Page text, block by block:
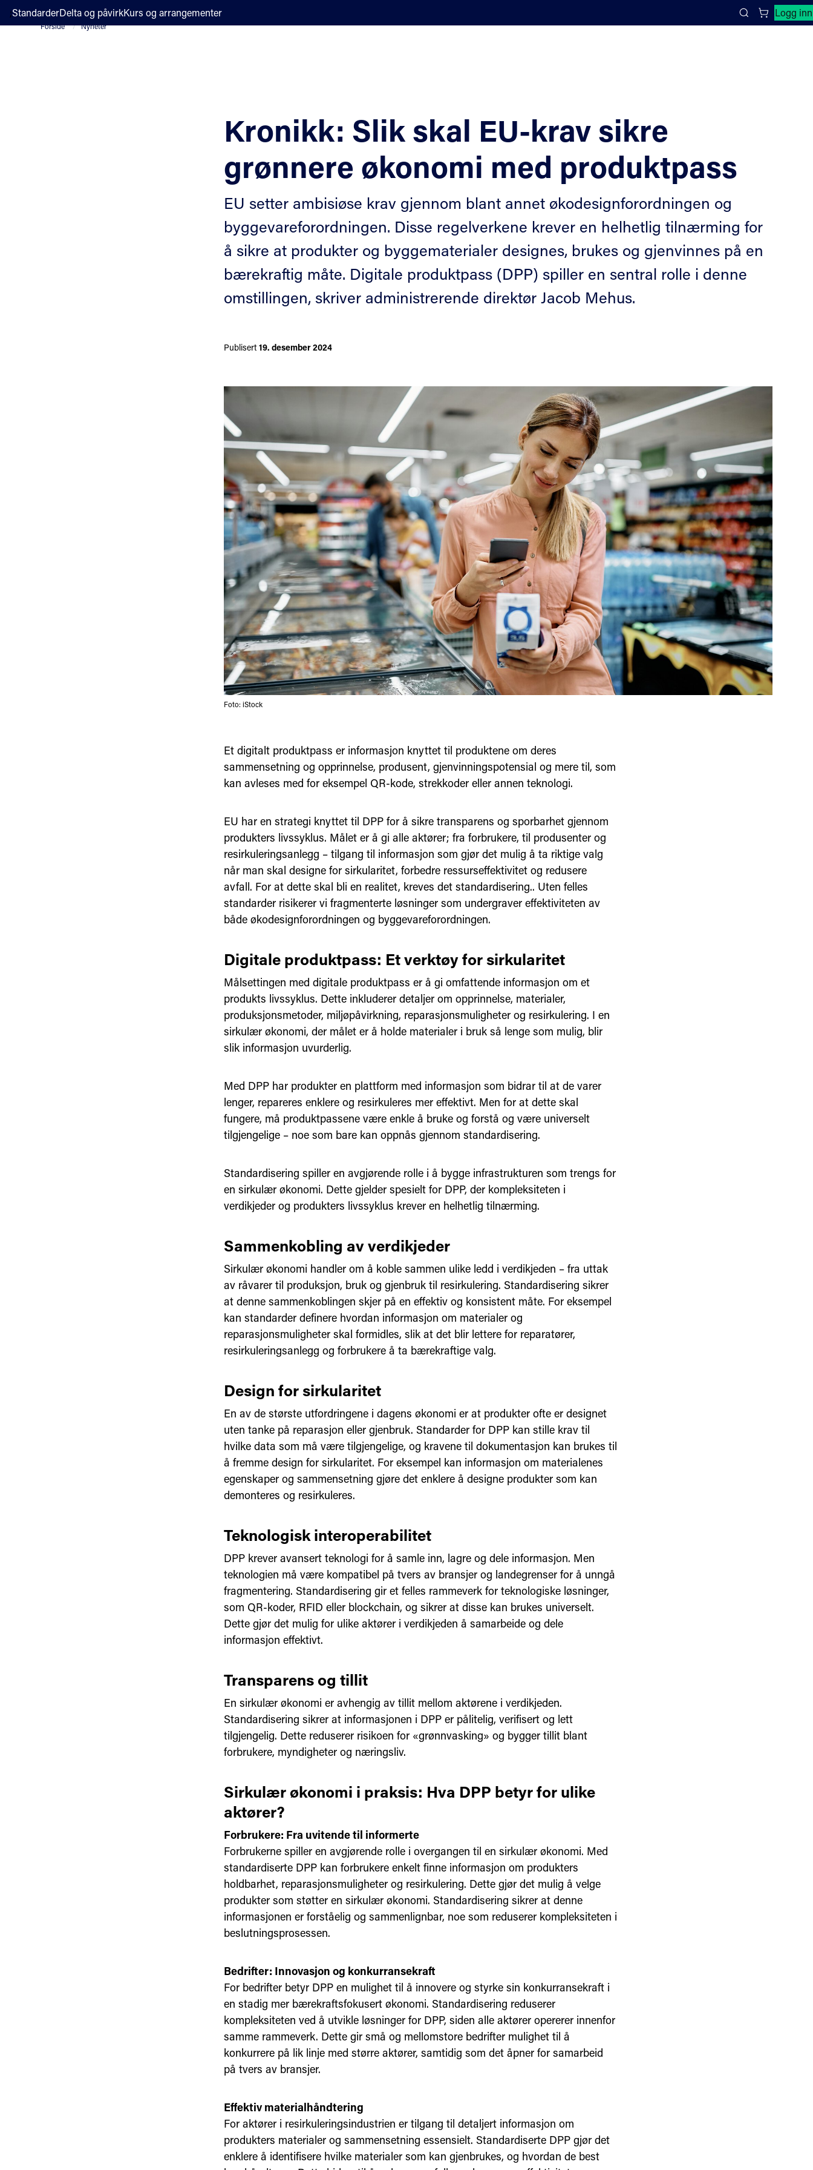
;StandarderDelta og påvirkKurs og arrangementer
Search
Logg inn
Lukk søkepanel
Forside Nyheter
Kronikk: Slik skal EU-krav sikre
grønnere økonomi med produktpass
EU setter ambisiøse krav gjennom blant annet økodesignforordningen og
byggevareforordningen. Disse regelverkene krever en helhetlig tilnærming for
å sikre at produkter og byggematerialer designes, brukes og gjenvinnes på en
bærekraftig måte. Digitale produktpass (DPP) spiller en sentral rolle i denne
omstillingen, skriver administrerende direktør Jacob Mehus.
Publisert19. desember 2024
Foto: iStock
Et digitalt produktpass er informasjon knyttet til produktene om deres
sammensetning og opprinnelse, produsent, gjenvinningspotensial og mere til, som
kan avleses med for eksempel QR-kode, strekkoder eller annen teknologi.
EU har en strategi knyttet til DPP for å sikre transparens og sporbarhet gjennom
produkters livssyklus. Målet er å gi alle aktører; fra forbrukere, til produsenter og
resirkuleringsanlegg – tilgang til informasjon som gjør det mulig å ta riktige valg
når man skal designe for sirkularitet, forbedre ressurseffektivitet og redusere
avfall. For at dette skal bli en realitet, kreves det standardisering.. Uten felles
standarder risikerer vi fragmenterte løsninger som undergraver effektiviteten av
både økodesignforordningen og byggevareforordningen.
Digitale produktpass: Et verktøy for sirkularitet
Målsettingen med digitale produktpass er å gi omfattende informasjon om et
produkts livssyklus. Dette inkluderer detaljer om opprinnelse, materialer,
produksjonsmetoder, miljøpåvirkning, reparasjonsmuligheter og resirkulering. I en
sirkulær økonomi, der målet er å holde materialer i bruk så lenge som mulig, blir
slik informasjon uvurderlig.
Med DPP har produkter en plattform med informasjon som bidrar til at de varer
lenger, repareres enklere og resirkuleres mer effektivt. Men for at dette skal
fungere, må produktpassene være enkle å bruke og forstå og være universelt
tilgjengelige – noe som bare kan oppnås gjennom standardisering.
Standardisering spiller en avgjørende rolle i å bygge infrastrukturen som trengs for
en sirkulær økonomi. Dette gjelder spesielt for DPP, der kompleksiteten i
verdikjeder og produkters livssyklus krever en helhetlig tilnærming.
Sammenkobling av verdikjeder
Sirkulær økonomi handler om å koble sammen ulike ledd i verdikjeden – fra uttak
av råvarer til produksjon, bruk og gjenbruk til resirkulering. Standardisering sikrer
at denne sammenkoblingen skjer på en effektiv og konsistent måte. For eksempel
kan standarder definere hvordan informasjon om materialer og
reparasjonsmuligheter skal formidles, slik at det blir lettere for reparatører,
resirkuleringsanlegg og forbrukere å ta bærekraftige valg.
Design for sirkularitet
En av de største utfordringene i dagens økonomi er at produkter ofte er designet
uten tanke på reparasjon eller gjenbruk. Standarder for DPP kan stille krav til
hvilke data som må være tilgjengelige, og kravene til dokumentasjon kan brukes til
å fremme design for sirkularitet. For eksempel kan informasjon om materialenes
egenskaper og sammensetning gjøre det enklere å designe produkter som kan
demonteres og resirkuleres.
Teknologisk interoperabilitet
DPP krever avansert teknologi for å samle inn, lagre og dele informasjon. Men
teknologien må være kompatibel på tvers av bransjer og landegrenser for å unngå
fragmentering. Standardisering gir et felles rammeverk for teknologiske løsninger,
som QR-koder, RFID eller blockchain, og sikrer at disse kan brukes universelt.
Dette gjør det mulig for ulike aktører i verdikjeden å samarbeide og dele
informasjon effektivt.
Transparens og tillit
En sirkulær økonomi er avhengig av tillit mellom aktørene i verdikjeden.
Standardisering sikrer at informasjonen i DPP er pålitelig, verifisert og lett
tilgjengelig. Dette reduserer risikoen for «grønnvasking» og bygger tillit blant
forbrukere, myndigheter og næringsliv.
Sirkulær økonomi i praksis: Hva DPP betyr for ulike
aktører?
Forbrukere: Fra uvitende til informerte
Forbrukerne spiller en avgjørende rolle i overgangen til en sirkulær økonomi. Med
standardiserte DPP kan forbrukere enkelt finne informasjon om produkters
holdbarhet, reparasjonsmuligheter og resirkulering. Dette gjør det mulig å velge
produkter som støtter en sirkulær økonomi. Standardisering sikrer at denne
informasjonen er forståelig og sammenlignbar, noe som reduserer kompleksiteten i
beslutningsprosessen.
Bedrifter: Innovasjon og konkurransekraft
For bedrifter betyr DPP en mulighet til å innovere og styrke sin konkurransekraft i
en stadig mer bærekraftsfokusert økonomi. Standardisering reduserer
kompleksiteten ved å utvikle løsninger for DPP, siden alle aktører opererer innenfor
samme rammeverk. Dette gir små og mellomstore bedrifter mulighet til å
konkurrere på lik linje med større aktører, samtidig som det åpner for samarbeid
på tvers av bransjer.
Effektiv materialhåndtering
For aktører i resirkuleringsindustrien er tilgang til detaljert informasjon om
produkters materialer og sammensetning essensielt. Standardiserte DPP gjør det
enklere å identifisere hvilke materialer som kan gjenbrukes, og hvordan de best